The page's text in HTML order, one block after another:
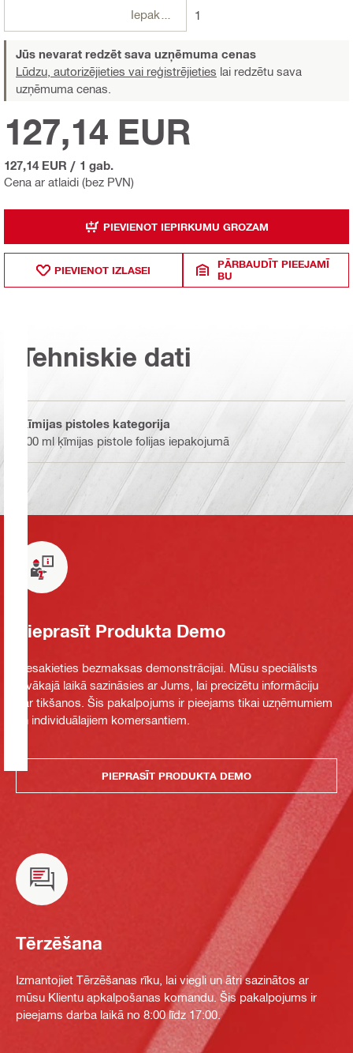
1
Jūs nevarat redzēt sava uzņēmuma cenas
Lūdzu, autorizējieties vai reģistrējieties lai redzētu sava
uzņēmuma cenas.
Cena ar atlaidi (bez PVN)
127,14 EUR
127,14 EUR / 1 gab.
PIEVIENOT IEPIRKUMU GROZAM
PIEVIENOT IZLASEI
PĀRBAUDĪT PIEEJAMĪ
BU
Tehniskie dati
Ķīmijas pistoles kategorija
600 ml ķīmijas pistole folijas iepakojumā
Pieprasīt Produkta Demo
Piesakieties bezmaksas demonstrācijai. Mūsu speciālists
tuvākajā laikā sazināsies ar Jums, lai precizētu informāciju
par tikšanos. Šis pakalpojums ir pieejams tikai uzņēmumiem
un individuālajiem komersantiem.
PIEPRASĪT PRODUKTA DEMO
Tērzēšana
Izmantojiet Tērzēšanas rīku, lai viegli un ātri sazinātos ar
mūsu Klientu apkalpošanas komandu. Šis pakalpojums ir
pieejams darba laikā no 8:00 līdz 17:00.